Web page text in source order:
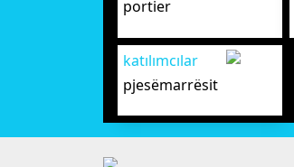
portier
katılımcılar
pjesëmarrësit